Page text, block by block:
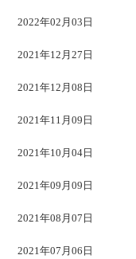
2022年02月03日
2021年12月27日
2021年12月08日
2021年11月09日
2021年10月04日
2021年09月09日
2021年08月07日
2021年07月06日